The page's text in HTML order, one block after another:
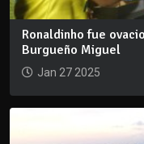
Ronaldinho fue
Burgueño Miguel
Jan 27 2025